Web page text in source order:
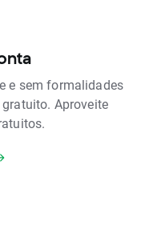
e sem formalidades
Aproveite